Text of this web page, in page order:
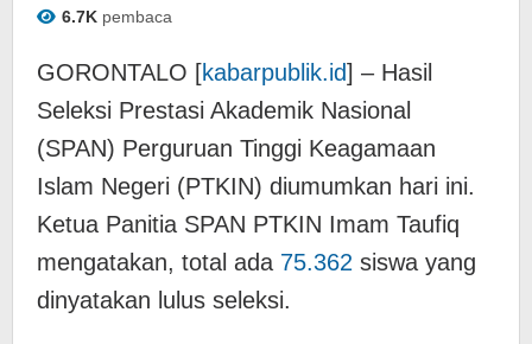
6.7K pembaca
GORONTALO [kabarpublik.id] – Hasil
Seleksi Prestasi Akademik Nasional
(SPAN) Perguruan Tinggi Keagamaan
Islam Negeri (PTKIN) diumumkan hari ini.
Ketua Panitia SPAN PTKIN Imam Taufiq
mengatakan, total ada 75.362 siswa yang
dinyatakan lulus seleksi.